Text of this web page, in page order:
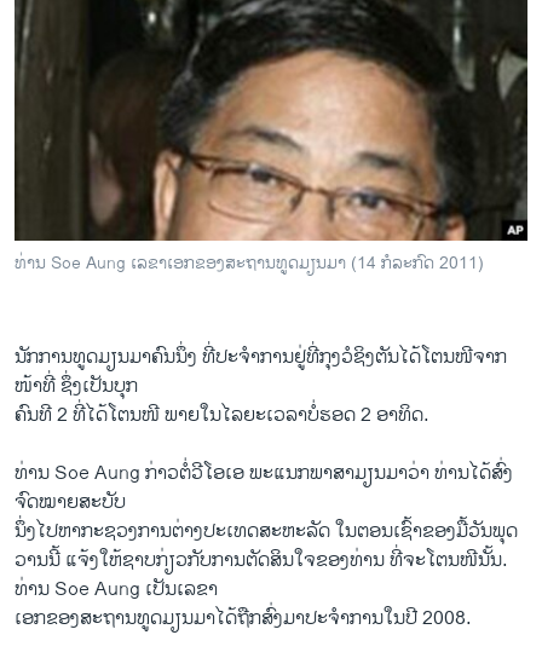
ອິດສະຫຼະພາບດ້ານການຂ່າວ
ຊີວິດຊາວລາວ
ວິທະຍາສາດ-ເທັກໂນໂລຈີ
ພາສາອັງກິດ
ວີດີໂອ
ລາຍການກະຈາຍສຽງ
ລາຍງານ
ຕິດຕາມພວກເຮົາ ທີ່
ພາສາຕ່າງໆ
ທ່ານ Soe Aung ເລຂາເອກຂອງສະຖານທູດມຽນມາ (14 ກໍລະກົດ 2011)
ນັກການທູດມຽນມາຄົນນຶ່ງ ທີ່ປະຈຳການຢູ່ທີ່ກຸງວໍຊິງຕັນໄດ້ໂຕນໜີຈາກ
ໜ້າທີ່ ຊຶ່ງເປັນບຸກ
ຄົນທີ 2 ທີ່ໄດ້ໂຕນໜີ ພາຍໃນໄລຍະເວລາບໍ່ຮອດ 2 ອາທິດ.
ທ່ານ Soe Aung ກ່າວຕໍ່ວີໂອເອ ພະແນກພາສາມຽນມາວ່າ ທ່ານໄດ້ສົ່ງ
ຈົດໝາຍສະບັບ
ນຶ່ງໄປຫາກະຊວງການຕ່າງປະເທດສະຫະລັດ ໃນຕອນເຊົ້າຂອງມື້ວັນພຸດ
ວານນີ້ ​ແຈ້ງ​ໃຫ້​ຊາບກ່ຽວກັບການຕັດສິນໃຈຂອງທ່ານ ທີ່ຈະໂຕນໜີນັ້ນ.
ທ່ານ​ Soe Aung ເປັນເລຂາ
ເອກຂອງສະຖານທູດມຽນມາໄດ້ຖືກສົ່ງມາປະຈຳການໃນປີ 2008.